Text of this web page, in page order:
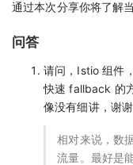
通过本次分享你将了解
问答
请问，Istio 组件
快速 fallback 的
像没有细讲，谢谢
相对来说，数
流量。最好是